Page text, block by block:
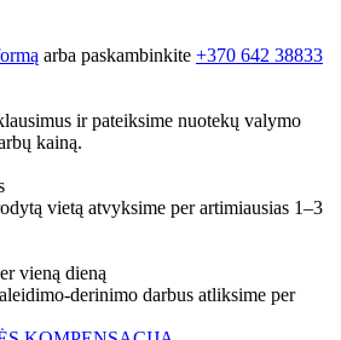
arba paskambinkite +370 642 38833
ir pateiksime nuotekų valymo
kainą.
vietą atvyksime per artimiausias 1–3
vieną dieną
derinimo darbus atliksime per